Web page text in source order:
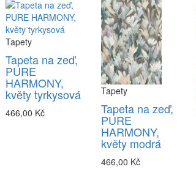
Tapety
Tapeta na zeď,
PURE
HARMONY,
květy tyrkysová
466,00 Kč
Tapety
Tapeta na zeď,
PURE
HARMONY,
květy modrá
466,00 Kč